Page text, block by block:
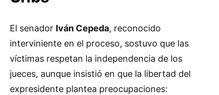
El senador Iván Cepeda, reconocido
interviniente en el proceso, sostuvo que las
víctimas respetan la independencia de los
jueces, aunque insistió en que la libertad del
expresidente plantea preocupaciones: